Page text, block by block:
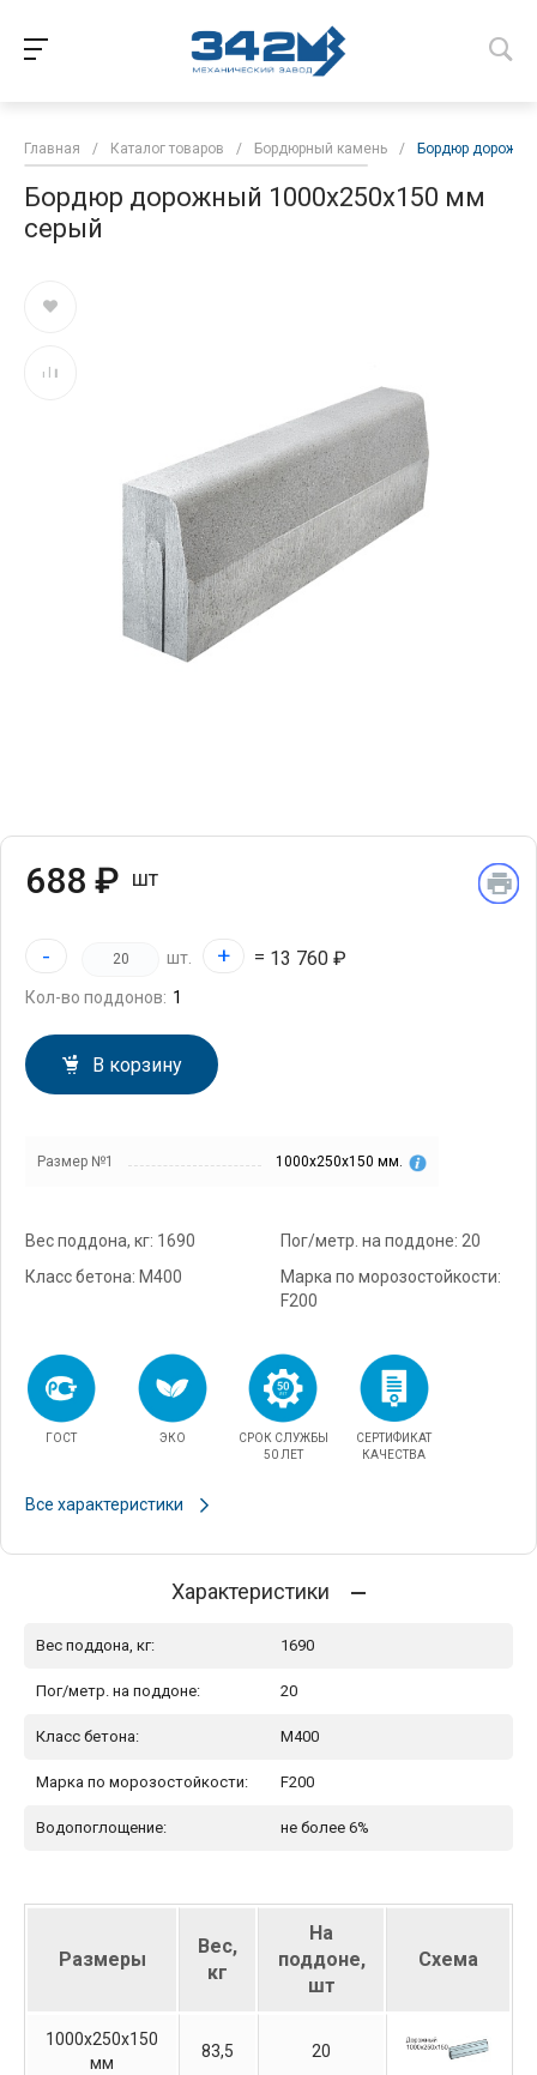
Главная / Каталог товаров / Бордюрный камень / Бордюр
Бордюр дорожный 1000х250х150 мм
серый
688 ₽ шт
- шт. + = 13 760 ₽
Кол-во поддонов:
В корзину
Размер №1 1000х250х150 мм.
Вес поддона, кг: 1690
Пог/метр. на поддоне: 20
Класс бетона: М400
Марка по морозостойкости:
F200
ГОСТ ЭКО
СРОК СЛУЖБЫ
50 ЛЕТ
СЕРТИФИКАТ
КАЧЕСТВА
Все характеристики
Характеристики
Вес поддона, кг: 1690
Пог/метр. на поддоне: 20
Класс бетона: М400
Марка по морозостойкости: F200
Водопоглощение: не более 6%
Размеры
Вес,
кг
На
поддоне,
шт
Схема
1000х250х150
мм
83,5 20